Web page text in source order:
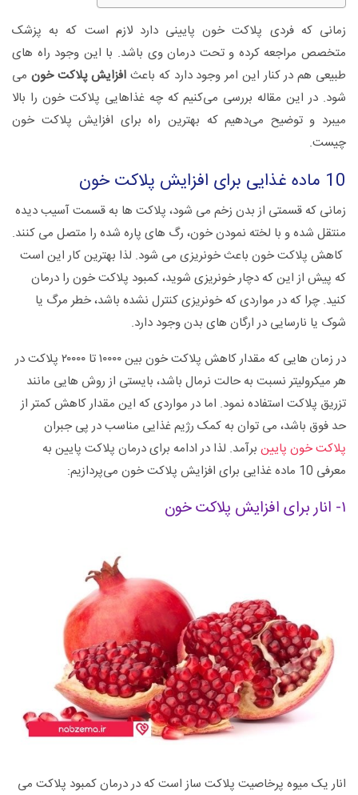
زمانی که فردی پلاکت خون پایینی دارد لازم است که به پزشک
متخصص مراجعه کرده و تحت درمان وی باشد. با این وجود راه های
طبیعی هم در کنار این امر وجود دارد که باعث افزایش پلاکت خون می
شود. در این مقاله بررسی می‌کنیم که چه غذاهایی پلاکت خون را بالا
میبرد و توضیح می‌دهیم که بهترین راه برای افزایش پلاکت خون
چیست.
10 ماده غذایی برای افزایش پلاکت خون
زمانی که قسمتی از بدن زخم می شود، پلاکت ها به قسمت آسیب دیده
منتقل شده و با لخته نمودن خون، رگ های پاره شده را متصل می کنند.
کاهش پلاکت خون باعث خونریزی می شود. لذا بهترین کار این است
که پیش از این که دچار خونریزی شوید، کمبود پلاکت خون را درمان
کنید. چرا که در مواردی که خونریزی کنترل نشده باشد، خطر مرگ یا
شوک یا نارسایی در ارگان های بدن وجود دارد.
در زمان هایی که مقدار کاهش پلاکت خون بین ۱۰۰۰۰ تا ۲۰۰۰۰ پلاکت در
هر میکرولیتر نسبت به حالت نرمال باشد، بایستی از روش هایی مانند
تزریق پلاکت استفاده نمود. اما در مواردی که این مقدار کاهش کمتر از
حد فوق باشد، می توان به کمک رژیم غذایی مناسب در پی جبران
پلاکت خون پایین برآمد. لذا در ادامه برای درمان پلاکت پایین به
معرفی 10 ماده غذایی برای افزایش پلاکت خون می‌پردازیم:
۱- انار برای افزایش پلاکت خون
انار یک میوه پرخاصیت پلاکت ساز است که در درمان کمبود پلاکت می